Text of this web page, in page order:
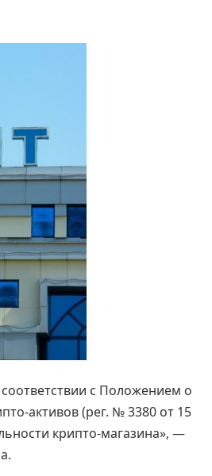
с Положением о
активов (рег. № 3380 от 15
крипто-магазина», —